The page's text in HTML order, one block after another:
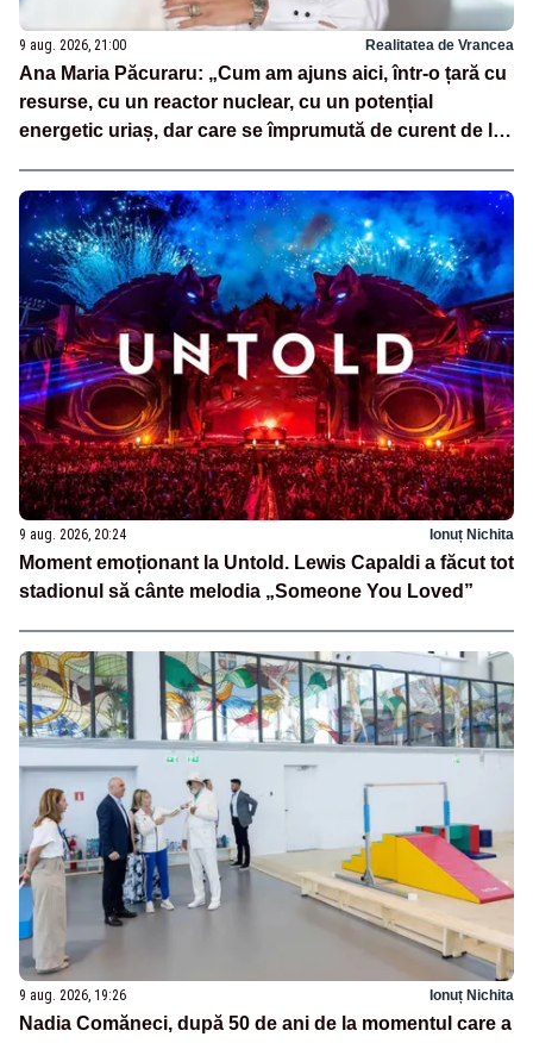
9 aug. 2026, 21:00 Realitatea de Vrancea
Ana Maria Păcuraru: „Cum am ajuns aici, într-o țară cu
resurse, cu un reactor nuclear, cu un potențial
energetic uriaș, dar care se împrumută de curent de la
9 aug. 2026, 20:24 Ionuț Nichita
Moment emoționant la Untold. Lewis Capaldi a făcut tot
stadionul să cânte melodia „Someone You Loved”
9 aug. 2026, 19:26 Ionuț Nichita
Nadia Comăneci, după 50 de ani de la momentul care a